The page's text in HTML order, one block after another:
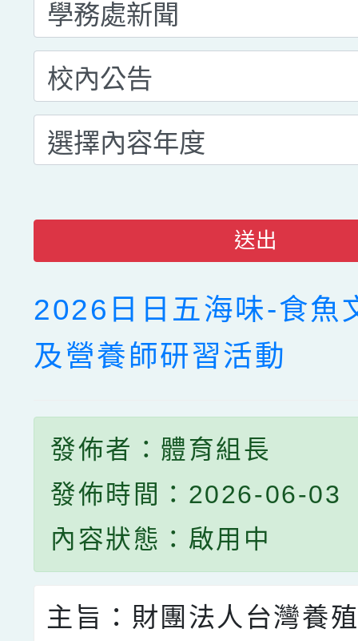
送出
2026日日五海味-食魚
及營養師研習活動
發佈者：體育組長
發佈時間：2026-06-03
內容狀態：啟用中
主旨：財團法人台灣養